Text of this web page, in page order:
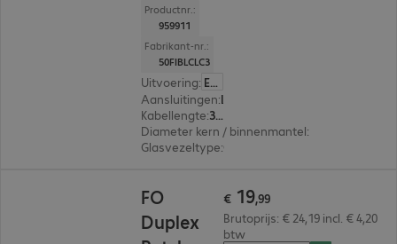
Productnr.:
959911
Fabrikant-nr.:
50FIBLCLC3
Uitvoering: Europa
Aansluitingen:
Kabellengte: 3 m
Diameter kern / binnenmantel:
Glasvezeltype:
FO
Duplex
€ 19,99
Brutoprijs: € 24,19 incl. € 4,20
btw